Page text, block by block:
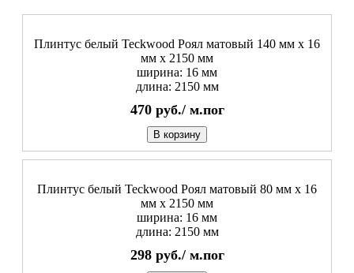
Плинтус белый Teckwood Роял матовый 140 мм х 16
мм х 2150 мм
ширина: 16 мм
длина: 2150 мм
470 руб./ м.пог
В корзину
Плинтус белый Teckwood Роял матовый 80 мм х 16
мм х 2150 мм
ширина: 16 мм
длина: 2150 мм
298 руб./ м.пог